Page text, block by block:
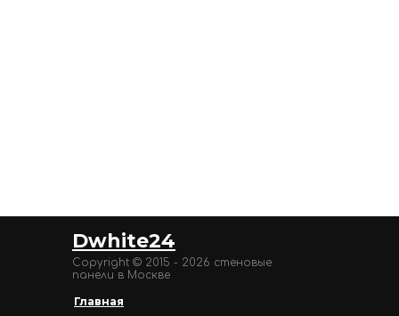
Главная
Copyright © 2015 - 2026 стеновые
панели в Москве
Dwhite24